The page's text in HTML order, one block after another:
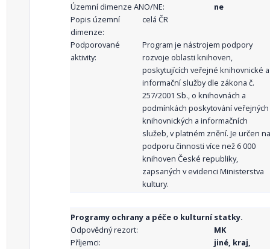
Územní dimenze ANO/NE:
ne
Popis územní
dimenze:
celá ČR
Podporované
aktivity:
Program je nástrojem podpory
rozvoje oblasti knihoven,
poskytujících veřejné knihovnické a
informační služby dle zákona č.
257/2001 Sb., o knihovnách a
podmínkách poskytování veřejných
knihovnických a informačních
služeb, v platném znění. Je určen na
podporu činnosti více než 6 000
knihoven České republiky,
zapsaných v evidenci Ministerstva
kultury.
Programy ochrany a péče o kulturní statky.
Odpovědný rezort:
MK
Příjemci:
jiné, kraj,